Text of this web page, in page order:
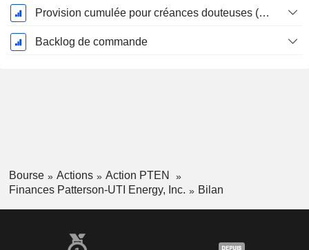
Provision cumulée pour créances douteuses (Supple)
Backlog de commande
Bourse Actions
Action PTEN
Finances Patterson-UTI Energy, Inc.
Bilan